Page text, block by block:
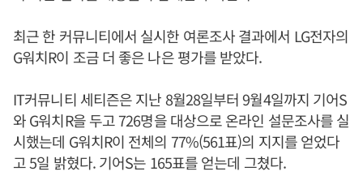
최근 한 커뮤니티에서 실시한 여론조사 결과에서 LG전자의
G워치R이 조금 더 좋은 나은 평가를 받았다.
IT커뮤니티 세티즌은 지난 8월28일부터 9월4일까지 기어S
와 G워치R을 두고 726명을 대상으로 온라인 설문조사를 실
시했는데 G워치R이 전체의 77%(561표)의 지지를 얻었다
고 5일 밝혔다. 기어S는 165표를 얻는데 그쳤다.